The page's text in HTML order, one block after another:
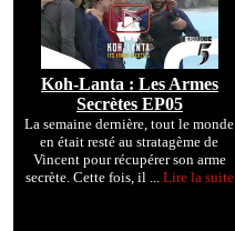
Koh-Lanta : Les Armes
Secrètes EP05
La semaine dernière, tout le monde
en était resté au stratagème de
Vincent pour récupérer son arme
secrète. Cette fois, il ... Lire la suite